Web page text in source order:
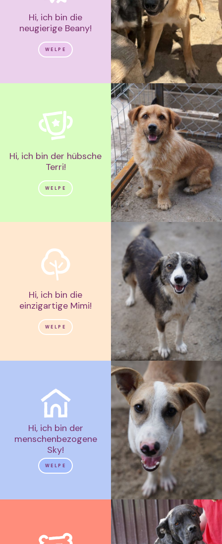
Hi, ich bin die
neugierige Beany!
WELPE
Hi, ich bin der hübsche
Terri!
WELPE
Hi, ich bin die
einzigartige Mimi!
WELPE
Hi, ich bin der
menschenbezogene
Sky!
WELPE